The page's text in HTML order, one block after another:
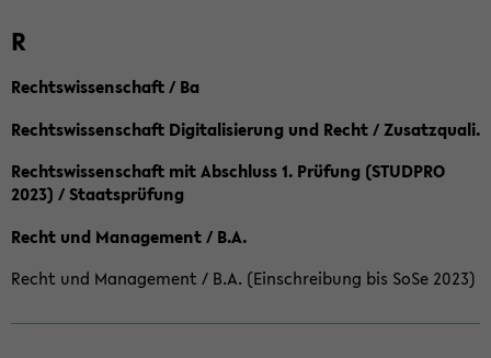
R
Rechtswissenschaft / Ba
Rechtswissenschaft Digitalisierung und Recht / Zusatzquali.
Rechtswissenschaft mit Abschluss 1. Prüfung (STUDPRO
2023) / Staatsprüfung
Recht und Management / B.A.
Recht und Management / B.A. (Einschreibung bis SoSe 2023)